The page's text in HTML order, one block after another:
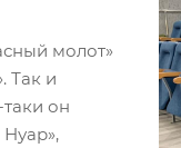
молот»
Так и
он